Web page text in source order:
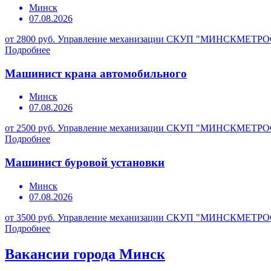
Минск
07.08.2026
от 2800 руб. Управление механизации СКУП
Подробнее
Машинист крана автомобильного
Минск
07.08.2026
от 2500 руб. Управление механизации СКУП
Подробнее
Машинист буровой установки
Минск
07.08.2026
от 3500 руб. Управление механизации СКУП
Подробнее
Вакансии города Минск